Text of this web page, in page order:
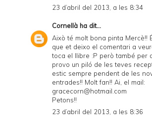
23 d’abril del 2013, a les 8:34
Cornellà ha dit...
Això té molt bona pinta Mercè!!
que et deixo el comentari a
toca el llibre :P però també per
provo un piló de les teves
estic sempre pendent de les
entrades!! Molt fan!! Ai, el mail:
gracecorn@hotmail.com
Petons!!
23 d’abril del 2013, a les 8:36